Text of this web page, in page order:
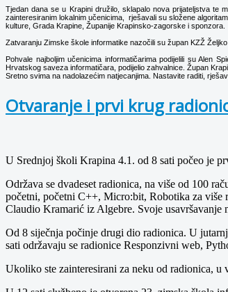
Tjedan dana se u Krapini družilo, sklapalo nova prijateljstva te
zainteresiranim lokalnim učenicima, rješavali su složene
kulture, Grada Krapine, Županije Krapinsko-zagorske i sponzora.
Zatvaranju Zimske škole informatike nazočili su župan KZŽ
Pohvale najboljim učenicima informatičarima podijelili su Alen
Hrvatskog saveza informatičara, podijelio zahvalnice. Župan
Sretno svima na nadolazećim natjecanjima. Nastavite raditi,
Otvaranje i prvi krug
U Srednjoj školi Krapina 4.1. od 8 sati počeo je
Održava se dvadeset radionica, na više od 100
početni, početni C++, Micro:bit, Robotika za više
Claudio Kramarić iz Algebre. Svoje usavršavanje
Od 8 siječnja počinje drugi dio radionica. U
sati održavaju se radionice Responzivni web,
Ukoliko ste zainteresirani za neku od radionica, u